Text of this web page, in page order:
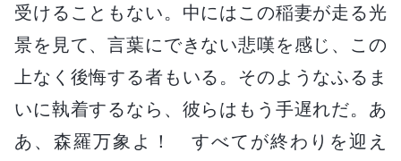
受けることもない。中にはこの稲妻が走る光
景を見て、言葉にできない悲嘆を感じ、この
上なく後悔する者もいる。そのようなふるま
いに執着するなら、彼らはもう手遅れだ。あ
あ、森羅万象よ！ すべてが終わりを迎え